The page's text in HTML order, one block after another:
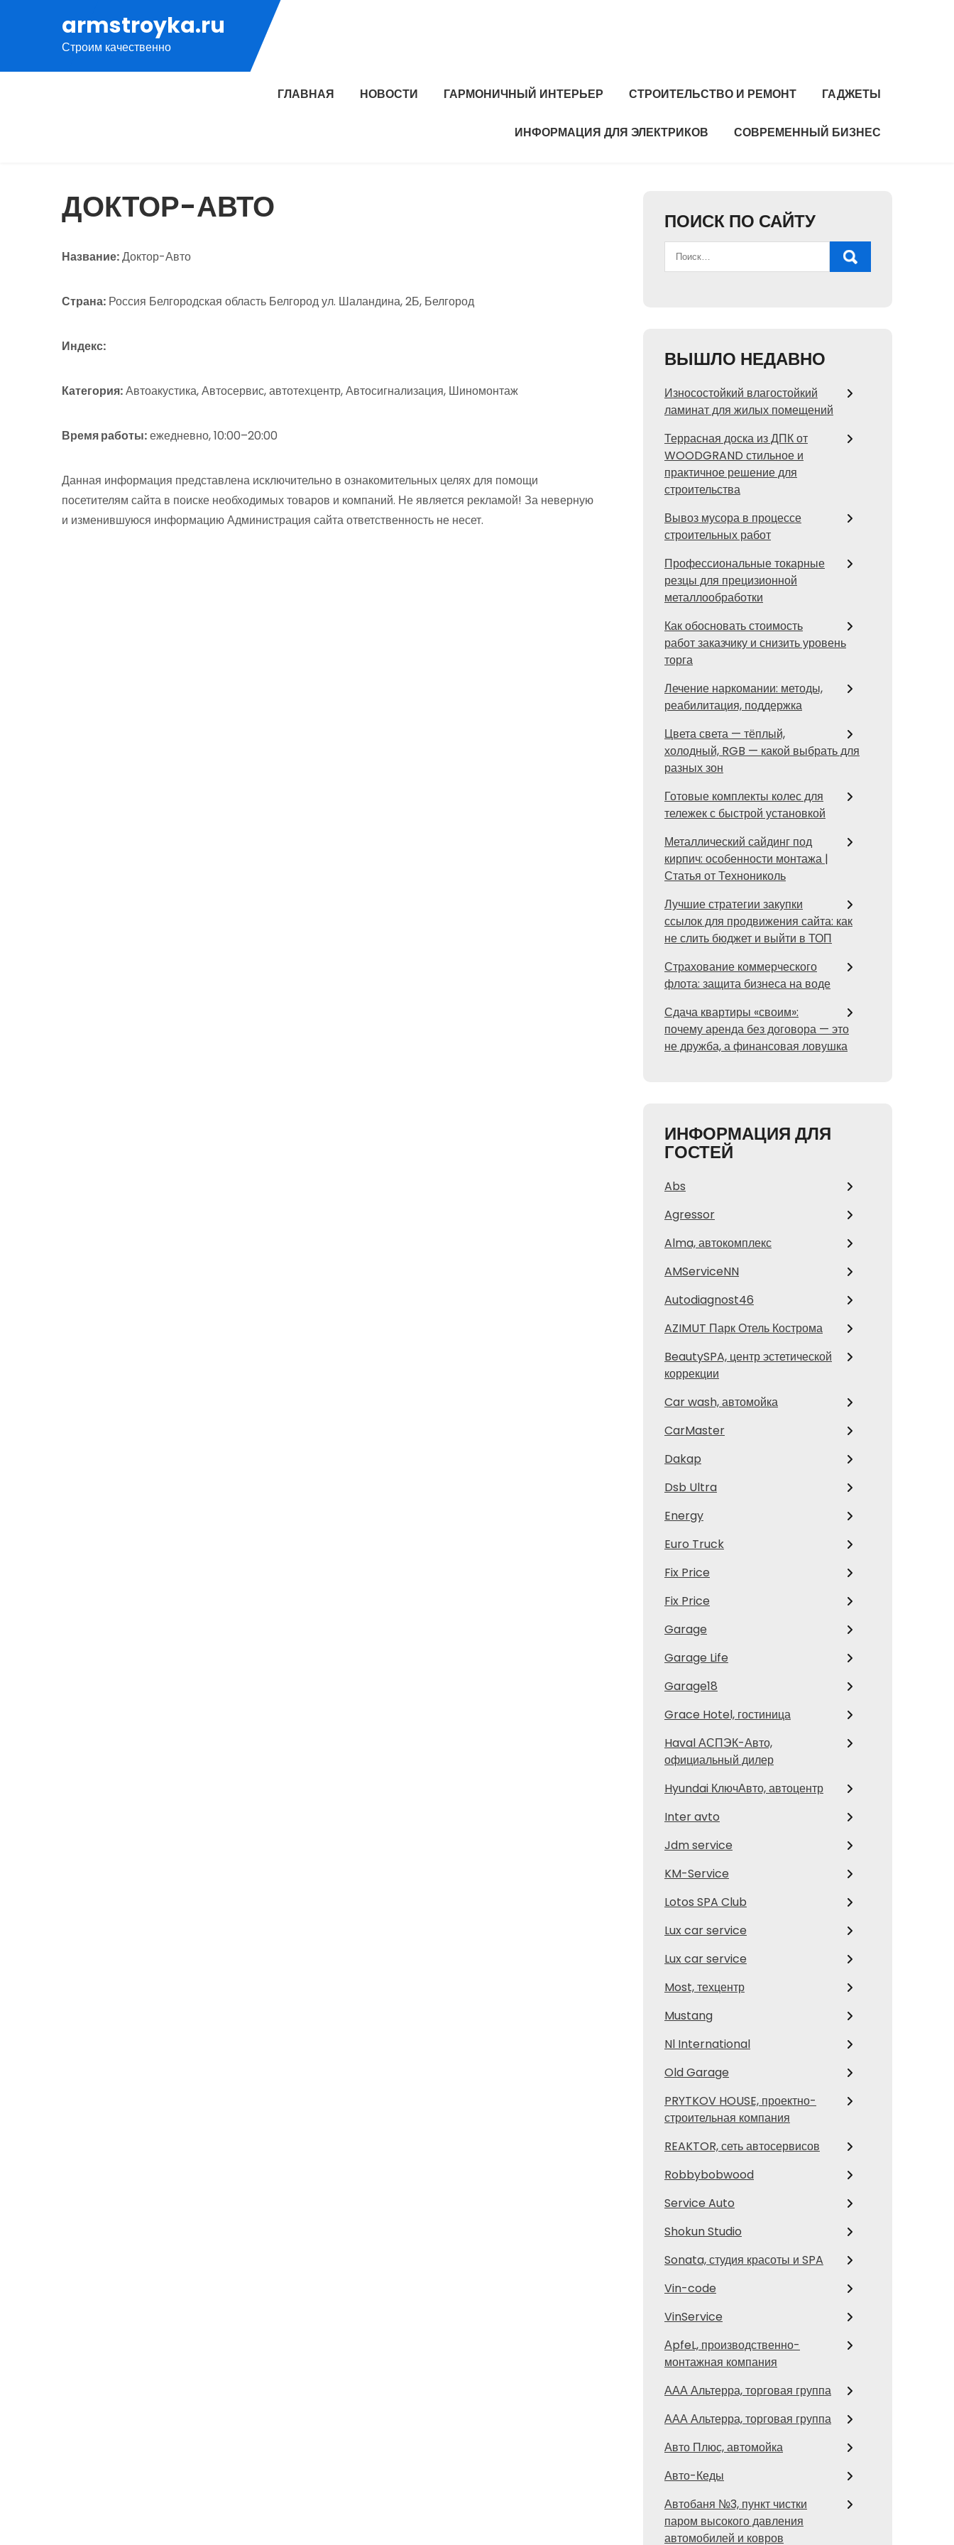
содержимому
armstroyka.ru
Строим качественно
ГЛАВНАЯ НОВОСТИ ГАРМОНИЧНЫЙ ИНТЕРЬЕР СТРОИТЕЛЬСТВО И РЕМОНТ ГАДЖЕТЫ
ИНФОРМАЦИЯ ДЛЯ ЭЛЕКТРИКОВ СОВРЕМЕННЫЙ БИЗНЕС
ДОКТОР-АВТО
Название:Доктор-Авто
Страна: Россия Белгородская область Белгород ул. Шаландина, 2Б, Белгород
Индекс:
Категория:Автоакустика, Автосервис, автотехцентр, Автосигнализация, Шиномонтаж
Время работы:ежедневно, 10:00–20:00
Данная информация представлена исключительно в ознакомительных целях для помощи
посетителям сайта в поиске необходимых товаров и компаний. Не является рекламой! За неверную
и изменившуюся информацию Администрация сайта ответственность не несет.
ПОИСК ПО САЙТУ
ВЫШЛО НЕДАВНО
Износостойкий влагостойкий
ламинат для жилых помещений
Террасная доска из ДПК от
WOODGRAND стильное и
практичное решение для
строительства
Вывоз мусора в процессе
строительных работ
Профессиональные токарные
резцы для прецизионной
металлообработки
Как обосновать стоимость
работ заказчику и снизить уровень
торга
Лечение наркомании: методы,
реабилитация, поддержка
Цвета света — тёплый,
холодный, RGB — какой выбрать для
разных зон
Готовые комплекты колес для
тележек с быстрой установкой
Металлический сайдинг под
кирпич: особенности монтажа |
Статья от Технониколь
Лучшие стратегии закупки
ссылок для продвижения сайта: как
не слить бюджет и выйти в ТОП
Страхование коммерческого
флота: защита бизнеса на воде
Сдача квартиры «своим»:
почему аренда без договора — это
не дружба, а финансовая ловушка
ИНФОРМАЦИЯ ДЛЯ
ГОСТЕЙ
Abs
Agressor
Alma, автокомплекс
AMServiceNN
Autodiagnost46
AZIMUT Парк Отель Кострома
BeautySPA, центр эстетической
коррекции
Car wash, автомойка
CarMaster
Dakap
Dsb Ultra
Energy
Euro Truck
Fix Price
Fix Price
Garage
Garage Life
Garage18
Grace Hotel, гостиница
Haval АСПЭК-Авто,
официальный дилер
Hyundai КлючАвто, автоцентр
Inter avto
Jdm service
KM-Service
Lotos SPA Club
Lux car service
Lux car service
Most, техцентр
Mustang
Nl International
Old Garage
PRYTKOV HOUSE, проектно-
строительная компания
REAKTOR, сеть автосервисов
Robbybobwood
Service Auto
Shokun Studio
Sonata, студия красоты и SPA
Vin-code
VinService
АpfeL, производственно-
монтажная компания
ААА Альтерра, торговая группа
ААА Альтерра, торговая группа
Авто Плюс, автомойка
Авто-Кеды
Автобаня №3, пункт чистки
паром высокого давления
автомобилей и ковров